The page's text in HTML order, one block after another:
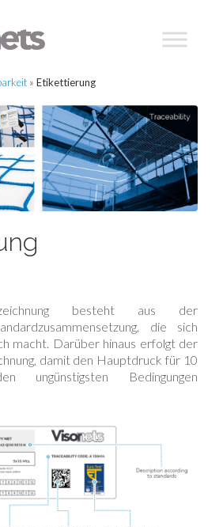
» Etikettierung
besteht aus der
die sich
macht. Darüber hinaus erfolgt der
damit den Hauptdruck für 10
ungünstigsten Bedingungen